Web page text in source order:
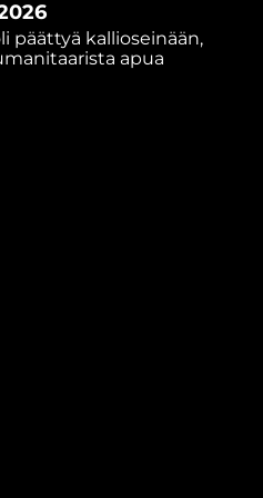
päättyä kallioseinään,
apua